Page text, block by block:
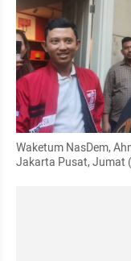
Waketum NasDem,
Jakarta Pusat, Jumat